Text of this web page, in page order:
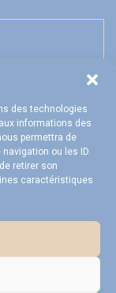
des technologies
informations des
permettra de
ou les ID
retirer son
caractéristiques